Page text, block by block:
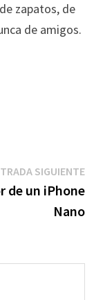
zapatos, de
de amigos.
SIGUIENTE
de un iPhone
Nano